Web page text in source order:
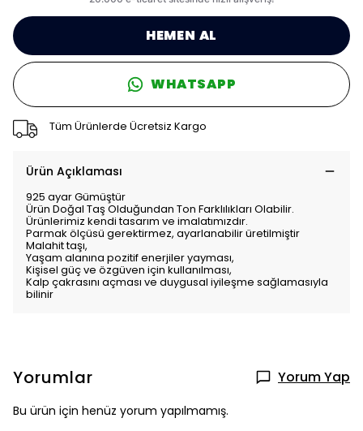
HEMEN AL
WHATSAPP
Tüm Ürünlerde Ücretsiz Kargo
Ürün Açıklaması
925 ayar Gümüştür
Ürün Doğal Taş Olduğundan Ton Farklılıkları Olabilir.
Ürünlerimiz kendi tasarım ve imalatımızdır.
Parmak ölçüsü gerektirmez, ayarlanabilir üretilmiştir
Malahit taşı,
Yaşam alanına pozitif enerjiler yayması,
Kişisel güç ve özgüven için kullanılması,
Kalp çakrasını açması ve duygusal iyileşme sağlamasıyla
bilinir
Yorumlar Yorum Yap
Bu ürün için henüz yorum yapılmamış.